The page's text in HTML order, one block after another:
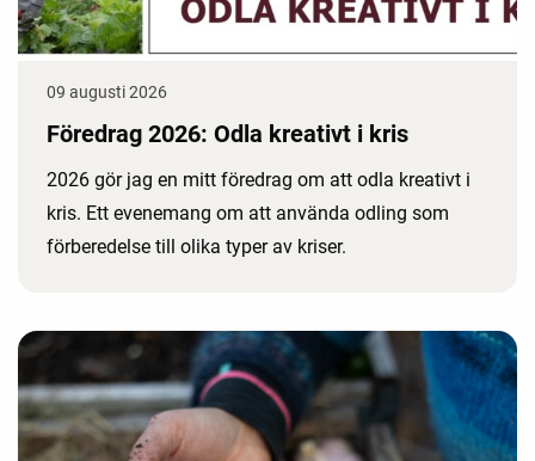
09 augusti 2026
Föredrag 2026: Odla kreativt i kris
2026 gör jag en mitt föredrag om att odla kreativt i
kris. Ett evenemang om att använda odling som
förberedelse till olika typer av kriser.